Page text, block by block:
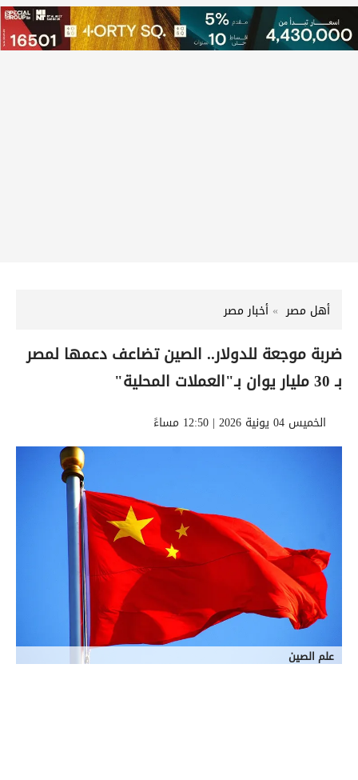
أهل مصر أخبار مصر
ضربة موجعة للدولار.. الصين تضاعف دعمها لمصر
بـ 30 مليار يوان بـ"العملات المحلية"
الخميس 04 يونية 2026 | 12:50 مساءً
علم الصين